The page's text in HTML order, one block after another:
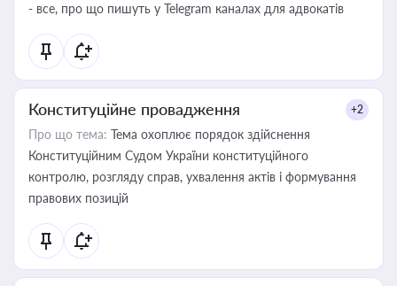
- все, про що пишуть у Telegram каналах для адвокатів
Конституційне провадження +2
Про що тема: Тема охоплює порядок здійснення
Конституційним Судом України конституційного
контролю, розгляду справ, ухвалення актів і формування
правових позицій